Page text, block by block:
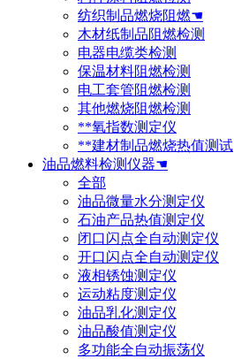
纺织制品燃烧阻燃☚
木材纸制品阻燃检测
电器电缆类检测
保温材料阻燃检测
电工套管阻燃检测
其他燃烧阻燃检测
**氧指数测定仪
**建材制品燃烧热值测试
油品燃料检测仪器☚
全部
油品微量水分测定仪
石油产品热值测定仪
闭口闪点全自动测定仪
开口闪点全自动测定仪
液相锈蚀测定仪
运动粘度测定仪
油品乳化测定仪
油品酸值测定仪
多功能全自动振荡仪